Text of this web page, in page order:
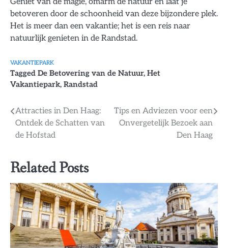
betoveren door de schoonheid van deze bijzondere plek.
Het is meer dan een vakantie; het is een reis naar
natuurlijk genieten in de Randstad.
VAKANTIEPARK
Tagged De Betovering van de Natuur, Het
Vakantiepark, Randstad
Bericht
navigatie
Attracties in Den Haag:
Ontdek de Schatten van
de Hofstad
Tips en Adviezen voor een
Onvergetelijk Bezoek aan
Den Haag
Related Posts